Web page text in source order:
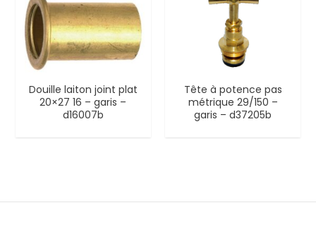
Douille laiton joint plat
20×27 16 – garis –
d16007b
Tête à potence pas
métrique 29/150 –
garis – d37205b